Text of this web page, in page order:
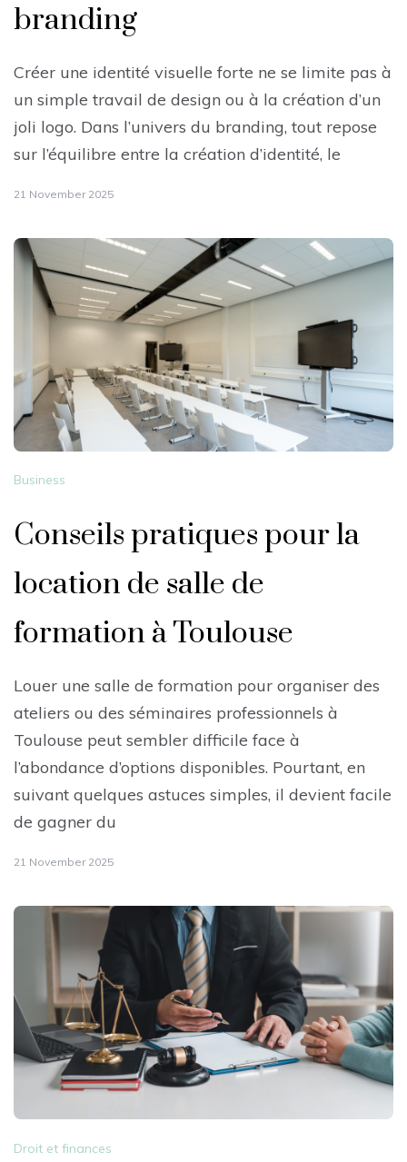
branding
Créer une identité visuelle forte ne se limite pas à
un simple travail de design ou à la création d’un
joli logo. Dans l’univers du branding, tout repose
sur l’équilibre entre la création d’identité, le
21 November 2025
Business
Conseils pratiques pour la
location de salle de
formation à Toulouse
Louer une salle de formation pour organiser des
ateliers ou des séminaires professionnels à
Toulouse peut sembler difficile face à
l’abondance d’options disponibles. Pourtant, en
suivant quelques astuces simples, il devient facile
de gagner du
21 November 2025
Droit et finances